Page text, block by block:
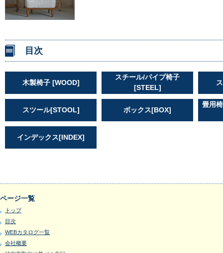
目次
木製椅子 [WOOD]
スチール/パイプ椅子
[STEEL]
スツール[STOOL] ボックス[BOX]
畳用
インデックス[INDEX]
ページ一覧
トップ
目次
WEBカタログ一覧
会社概要